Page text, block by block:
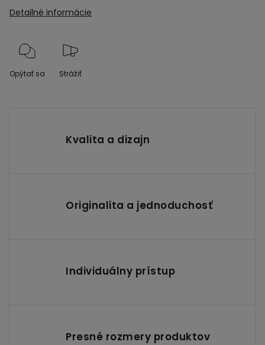
Detailné informácie
Opýtať sa Strážiť
Kvalita a dizajn
Originalita a jednoduchosť
Individuálny prístup
Presné rozmery produktov